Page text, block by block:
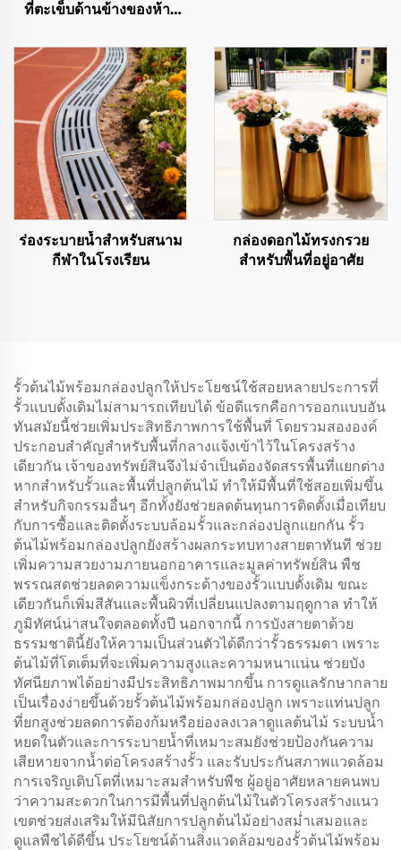
ที่ตะเข็บด้านข้างของห้าง
ร่องระบายน้ำสำหรับสนาม
กีฬาในโรงเรียน
กล่องดอกไม้ทรงกรวย
สำหรับพื้นที่อยู่อาศัย
รั้วต้นไม้พร้อมกล่องปลูกให้ประโยชน์ใช้สอยหลายประการที่
รั้วแบบดั้งเดิมไม่สามารถเทียบได้ ข้อดีแรกคือการออกแบบอัน
ทันสมัยนี้ช่วยเพิ่มประสิทธิภาพการใช้พื้นที่ โดยรวมสององค์
ประกอบสำคัญสำหรับพื้นที่กลางแจ้งเข้าไว้ในโครงสร้าง
เดียวกัน เจ้าของทรัพย์สินจึงไม่จำเป็นต้องจัดสรรพื้นที่แยกต่าง
หากสำหรับรั้วและพื้นที่ปลูกต้นไม้ ทำให้มีพื้นที่ใช้สอยเพิ่มขึ้น
สำหรับกิจกรรมอื่นๆ อีกทั้งยังช่วยลดต้นทุนการติดตั้งเมื่อเทียบ
กับการซื้อและติดตั้งระบบล้อมรั้วและกล่องปลูกแยกกัน รั้ว
ต้นไม้พร้อมกล่องปลูกยังสร้างผลกระทบทางสายตาทันที ช่วย
เพิ่มความสวยงามภายนอกอาคารและมูลค่าทรัพย์สิน พืช
พรรณสดช่วยลดความแข็งกระด้างของรั้วแบบดั้งเดิม ขณะ
เดียวกันก็เพิ่มสีสันและพื้นผิวที่เปลี่ยนแปลงตามฤดูกาล ทำให้
ภูมิทัศน์น่าสนใจตลอดทั้งปี นอกจากนี้ การบังสายตาด้วย
ธรรมชาตินี้ยังให้ความเป็นส่วนตัวได้ดีกว่ารั้วธรรมดา เพราะ
ต้นไม้ที่โตเต็มที่จะเพิ่มความสูงและความหนาแน่น ช่วยบัง
ทัศนียภาพได้อย่างมีประสิทธิภาพมากขึ้น การดูแลรักษากลาย
เป็นเรื่องง่ายขึ้นด้วยรั้วต้นไม้พร้อมกล่องปลูก เพราะแท่นปลูก
ที่ยกสูงช่วยลดการต้องก้มหรือย่องลงเวลาดูแลต้นไม้ ระบบน้ำ
หยดในตัวและการระบายน้ำที่เหมาะสมยังช่วยป้องกันความ
เสียหายจากน้ำต่อโครงสร้างรั้ว และรับประกันสภาพแวดล้อม
การเจริญเติบโตที่เหมาะสมสำหรับพืช ผู้อยู่อาศัยหลายคนพบ
ว่าความสะดวกในการมีพื้นที่ปลูกต้นไม้ในตัวโครงสร้างแนว
เขตช่วยส่งเสริมให้มีนิสัยการปลูกต้นไม้อย่างสม่ำเสมอและ
ดูแลพืชได้ดีขึ้น ประโยชน์ด้านสิ่งแวดล้อมของรั้วต้นไม้พร้อม